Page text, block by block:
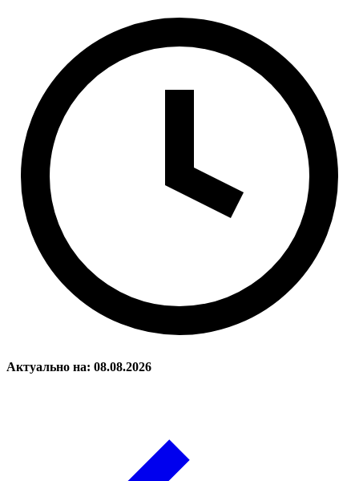
Актуально на: 08.08.2026